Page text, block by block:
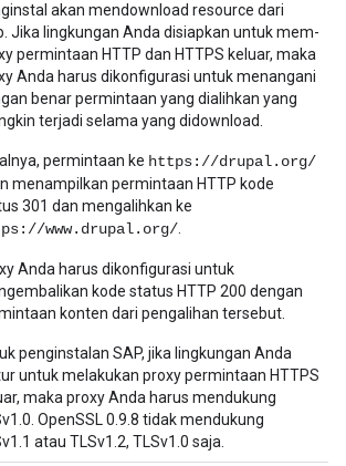
akan mendownload resource dari
Jika lingkungan Anda disiapkan untuk mem-
permintaan HTTP dan HTTPS keluar, maka
Anda harus dikonfigurasi untuk menangani
benar permintaan yang dialihkan yang
terjadi selama yang didownload.
permintaan ke https://drupal.org/
menampilkan permintaan HTTP kode
301 dan mengalihkan ke
www.drupal.org/
Anda harus dikonfigurasi untuk
kode status HTTP 200 dengan
konten dari pengalihan tersebut.
penginstalan SAP, jika lingkungan Anda
untuk melakukan proxy permintaan HTTPS
maka proxy Anda harus mendukung
OpenSSL 0.9.8 tidak mendukung
atau TLSv1.2, TLSv1.0 saja.